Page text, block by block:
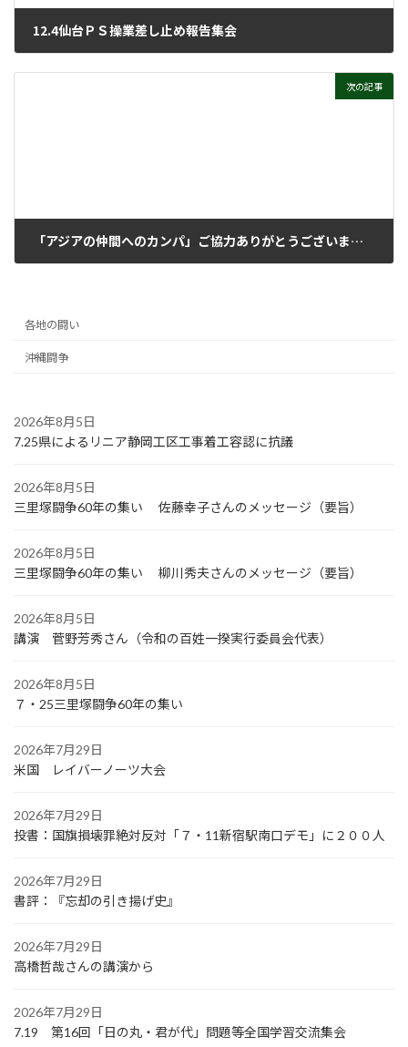
12.4仙台ＰＳ操業差し止め報告集会
次の記事
「アジアの仲間へのカンパ」ご協力ありがとうございました
各地の闘い
沖縄闘争
2026年8月5日
7.25県によるリニア静岡工区工事着工容認に抗議
2026年8月5日
三里塚闘争60年の集い 佐藤幸子さんのメッセージ（要旨）
2026年8月5日
三里塚闘争60年の集い 柳川秀夫さんのメッセージ（要旨）
2026年8月5日
講演 菅野芳秀さん（令和の百姓一揆実行委員会代表）
2026年8月5日
７・25三里塚闘争60年の集い
2026年7月29日
米国 レイバーノーツ大会
2026年7月29日
投書：国旗損壊罪絶対反対「７・11新宿駅南口デモ」に２００人
2026年7月29日
書評：『忘却の引き揚げ史』
2026年7月29日
高橋哲哉さんの講演から
2026年7月29日
7.19 第16回「日の丸・君が代」問題等全国学習交流集会